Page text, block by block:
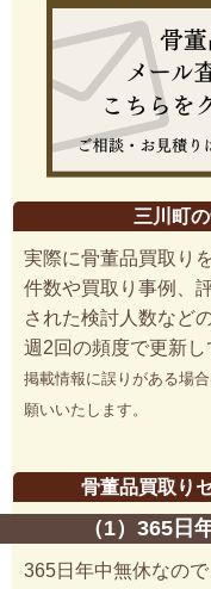
三川町
実際に骨董品買取り
件数や買取り事例、
された検討人数など
週2回の頻度で更新し
掲載情報に誤りがある場合
願いいたします。
骨董品買取り
（1）365日
365日年中無休なの